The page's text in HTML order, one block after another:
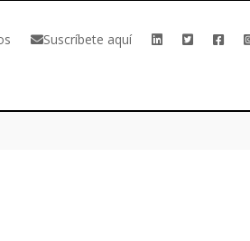
Suscríbete aquí